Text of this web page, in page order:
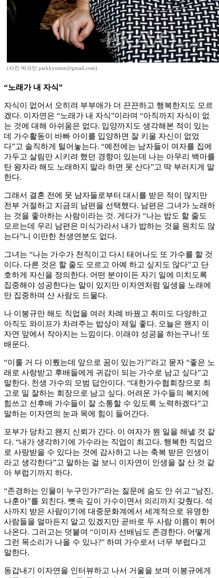
(사진 박규민 parkkyumin@gmail.com)
“노래가 내 자식”
자식이 없어서 오히려 부부애가 더 끈끈하고 행복한지도 모르
겠다. 이자연은 “노래가 내 자식”이라며 “아직까지 자식이 없
는 것에 대해 아쉬움은 없다. 입양까지도 생각해본 적이 있는
데 가수활동이 바빠 아이를 입양하면 잘 키울 자신이 없었
다”고 솔직하게 털어놓는다. “예전에는 남자들이 여자를 집에
가두고 살림만 시키려 했던 경향이 있는데 나는 아무리 백마를
탄 왕자라 해도 노래하지 말라 하면 못 산다”고 딱 부러지게 말
한다.
그래서 결혼 전에 뭇 남자들로부터 대시를 받은 적이 많지만
전부 거절하고 지금의 남편을 선택했다. 남편은 그녀가 노래하
는 것을 좋아하는 사람이라는 것. 게다가 “나는 밥도 할 줄도
모르는데 우리 남편은 미식가라서 내가 밥하는 것을 원치도 않
는다”니 이만한 천생연분도 없다.
그녀는 “나는 가수가 천직이고 다시 태어나도 또 가수를 할 것
이다. 다른 것은 할 줄도 모르고 아예 하고 싶지도 않다”고 단
호하게 자신을 정의한다. 어떤 분야이든 자기 일에 미치도록
집중해야 성공한다는 말이 있지만 이자연처럼 일생을 노래에
만 집중하며 산 사람도 드물다.
나 이봉규만 해도 직업을 여러 차례 바꿨고 취미도 다양하고
아직도 와이프가 차려주는 밥상이 제일 좋다. 오늘은 왠지 이
자연 앞에서 작아지는 느낌이다. 이래야 성공을 하는구나! 또
배운다.
“이룰 거 다 이뤘는데 앞으로 꿈이 있는가?”라고 묻자 “좋은 노
래로 사랑받고 후배들에게 귀감이 되는 가수로 남고 싶다”고
말한다. 천생 가수의 모범 답안이다. “대한가수협회장으로 최
고로 일 잘하는 회장으로 남고 싶다. 어려운 가수들의 복지에
힘쓰고 선후배 가수들이 잘 소통할 수 있도록 노력하겠다”고
말하는 이자연의 눈과 목에 힘이 들어간다.
포부가 당차고 왠지 신뢰가 간다. 이 여자가 뭔 일을 해낼 것 같
다. “내가 생각하기에 가수라는 직업이 최고다. 행복한 직업으
로 사랑받을 수 있다는 것에 감사하고 나는 축복 받은 인생이
라고 생각한다”고 말하는 걸 보니 이자연이 인생을 잘 산 것 같
아 부럽기까지 하다.
“존경하는 인물이 누구인가?”라는 질문에 숨도 안 쉬고 “남진,
나훈아”를 외친다. 뼛속 깊이 가수이면서 의리까지 갖췄다. 석
사까지 받은 사람이기에 대중문화계에서 세계적으로 유명한
사람들을 얼마든지 알고 있겠지만 곧바로 두 사람 이름이 튀어
나온다. 그러고는 덧붙여 “이미자 선배님도 존경한다. 어떻게
그런 목소리가 나올 수 있나?” 하며 가수로서 너무 부럽다고
말한다.
동갑내기 이자연을 인터뷰하고 나서 거울을 보며 이봉규에게